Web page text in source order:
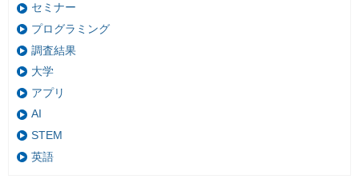
セミナー
プログラミング
調査結果
大学
アプリ
AI
STEM
英語